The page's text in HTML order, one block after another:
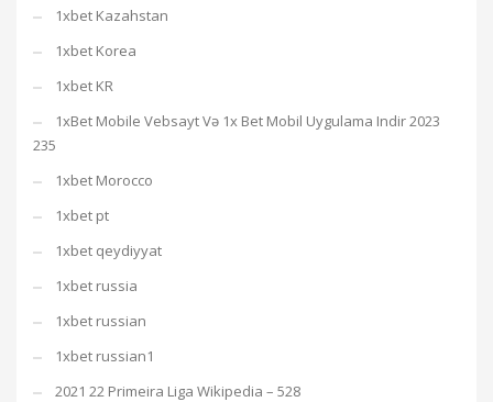
1xbet Kazahstan
1xbet Korea
1xbet KR
1xBet Mobile Vebsayt Və 1x Bet Mobil Uygulama Indir 2023
235
1xbet Morocco
1xbet pt
1xbet qeydiyyat
1xbet russia
1xbet russian
1xbet russian1
2021 22 Primeira Liga Wikipedia – 528